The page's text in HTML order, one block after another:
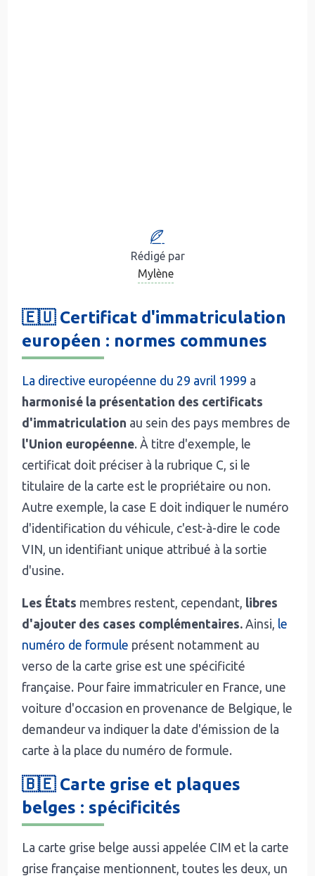
Rédigé par
Mylène
🇪🇺 Certificat d'immatriculation
européen : normes communes
La directive européenne du 29 avril 1999 a
harmonisé la présentation des certificats
d'immatriculation au sein des pays membres de
l'Union européenne. À titre d'exemple, le
certificat doit préciser à la rubrique C, si le
titulaire de la carte est le propriétaire ou non.
Autre exemple, la case E doit indiquer le numéro
d'identification du véhicule, c'est-à-dire le code
VIN, un identifiant unique attribué à la sortie
d'usine.
Les États membres restent, cependant, libres
d'ajouter des cases complémentaires.Ainsi, le
numéro de formule présent notamment au
verso de la carte grise est une spécificité
française. Pour faire immatriculer en France, une
voiture d'occasion en provenance de Belgique, le
demandeur va indiquer la date d'émission de la
carte à la place du numéro de formule.
🇧🇪 Carte grise et plaques
belges : spécificités
La carte grise belge aussi appelée CIM et la carte
grise française mentionnent, toutes les deux, un